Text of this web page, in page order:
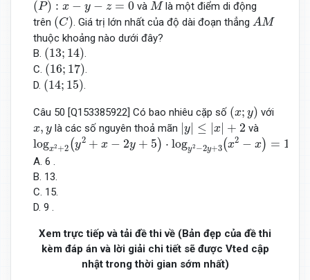
(P) : x − y − z = 0và Mlà một điểm di động
trên (C)
(C) . Giá trị lớn nhất của độ dài đoạn thẳng AM
AM
thuộc khoảng nào dưới đây?
B. (13; 14)
(13 14).
C. (16; 17)
(16; 17).
D. (14; 15)
(14;15).
Câu 50 [Q153385922] Có bao nhiêu cặp số (x; y)
(x;y) với
x, y
x,y là các số nguyên thoả mãn |y ≤ |x + 2
|y| ≤|x |+2 và
logx2 +2 (y2 + x − 2y + 5) ⋅ logy2 −2y+3(x2 − x) = 1
logx2 +2(y2+x−2y+ 5)⋅logy2 −2y +3 (x2 −x) =1?
A. 6 .
B. 13.
C. 15.
D. 9 .
Xem trực tiếp và tải đề thi về (Bản đẹp của đề thi
kèm đáp án và lời giải chi tiết sẽ được Vted cập
nhật trong thời gian sớm nhất)